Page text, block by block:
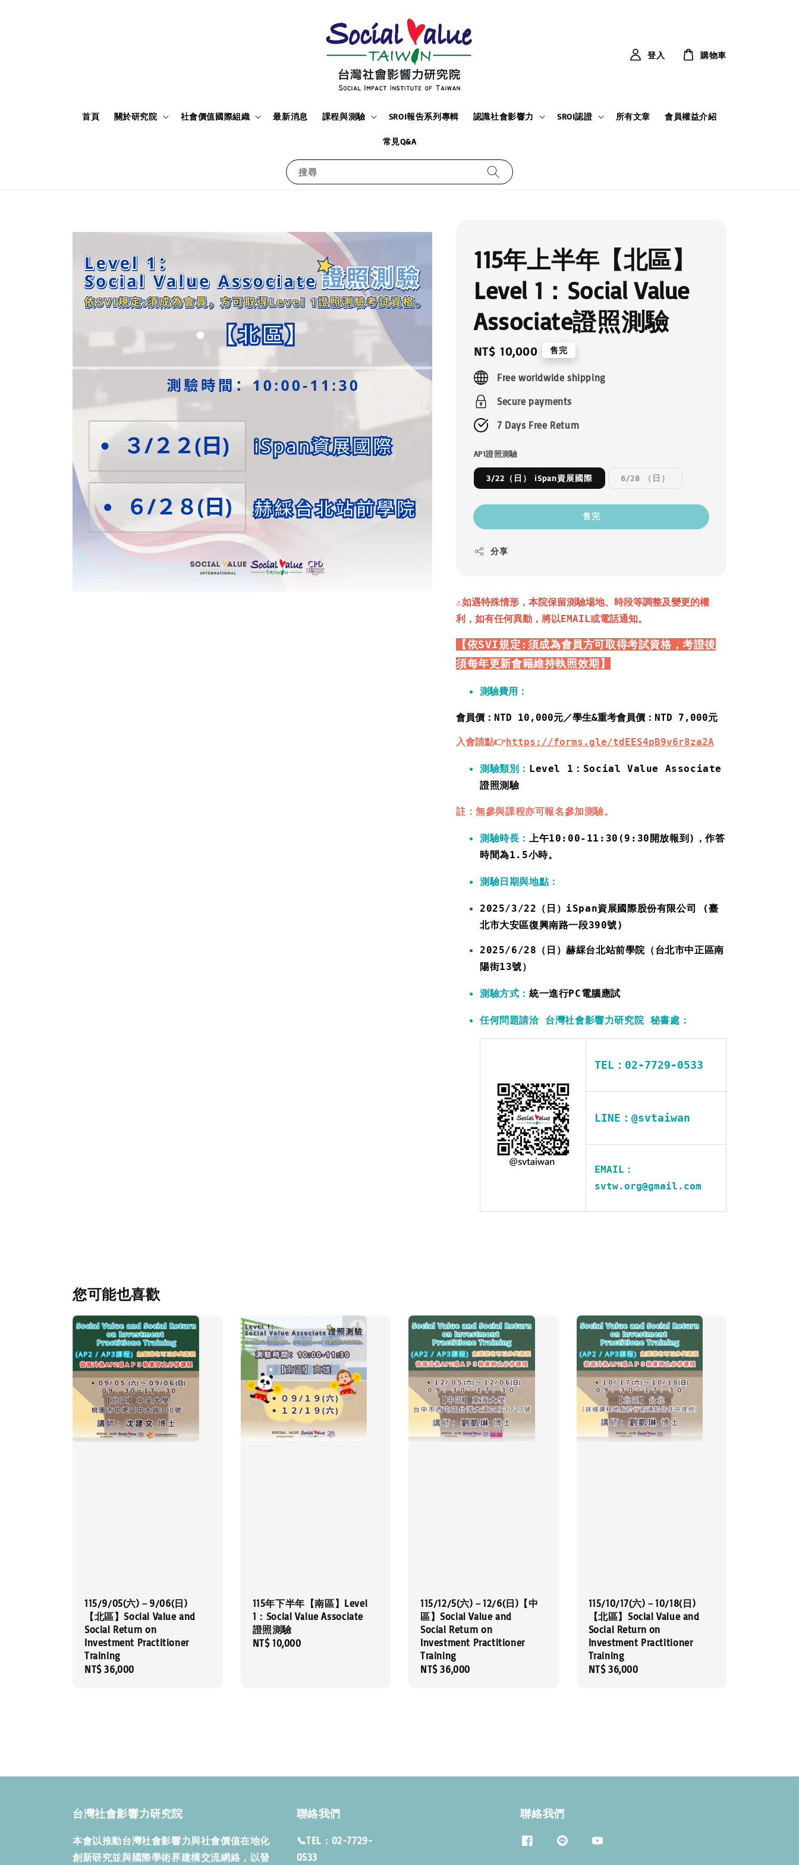
搜尋
首頁 關於研究院 社會價值國際組織 最新消息 課程與測驗 SROI報告系列專輯 認識社會影響力 SROI認證 所有文章 會員權益介紹
常見Q&A
登入 購物車
115年上半年【北區】
Level 1：Social Value
Associate證照測驗
Regular
price
NT$ 10,000 售完
Free worldwide shipping
Secure payments
7 Days Free Return
AP1證照測驗
3/22（日） iSpan資展國際 6/28 （日）
售完
分享
⚠️如遇特殊情形， 本院保留測驗場地、時段等調整及變更的權
利，如有任何異動，將以EMAIL或電話通知。
【依SVI規定:須成為會員方可取得考試資格，考證後
須每年更新會籍維持執照效期】
測驗費用 ：
會員價 ：NTD 10,000元／學生&重考會員價：NTD 7,000元
入會請點👉https://forms.gle/tdEES4pB9v6r8za2A
測驗類別： Level 1：Social Value Associate
證照測驗
註：無參與課程亦可報名參加測驗。
測驗時長： 上午10:00-11:30(9:30開放報到)，作答
時間為1.5小時。
測驗日期與地點：
2025/3/22（日）iSpan資展國際股份有限公司 (臺
北市大安區復興南路一段390號)
2025/6/28（日）赫綵台北站前學院（台北市中正區南
陽街13號）
測驗方式： 統一進行PC電腦應試
任何問題請洽 台灣社會影響力研究院 秘書處：
TEL：02-7729-0533
LINE：@svtaiwan
EMAIL：
svtw.org@gmail.com
您可能也喜歡
115/9/05(六)－9/06(日)
【北區】Social Value and
Social Return on
Investment Practitioner
Training
Regular
NT$ 36,000
115年下半年【南區】Level
1：Social Value Associate
證照測驗
Regular
NT$ 10,000
115/12/5(六)－12/6(日)【中
區】Social Value and
Social Return on
Investment Practitioner
Training
Regular
NT$ 36,000
115/10/17(六)－10/18(日)
【北區】Social Value and
Social Return on
Investment Practitioner
Training
Regular
NT$ 36,000
台灣社會影響力研究院
本會以推動台灣社會影響力與社會價值在地化
創新研究並與國際學術界建構交流網絡，以發
聯絡我們
📞TEL：02-7729-
0533
聯絡我們